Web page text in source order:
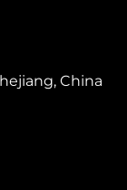
China